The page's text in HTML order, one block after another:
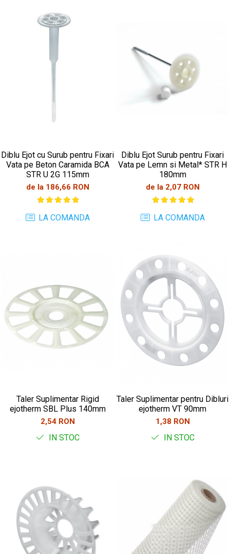
Diblu Ejot cu Surub pentru Fixari
Vata pe Beton Caramida BCA
STR U 2G 115mm
de la 186,66 RON
LA COMANDA
Diblu Ejot Surub pentru Fixari
Vata pe Lemn si Metal* STR H
180mm
de la 2,07 RON
LA COMANDA
Taler Suplimentar Rigid
ejotherm SBL Plus 140mm
2,54 RON
IN STOC
Taler Suplimentar pentru Dibluri
ejotherm VT 90mm
1,38 RON
IN STOC